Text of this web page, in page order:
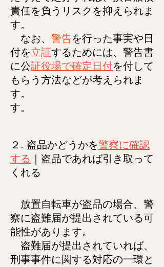
責任を負うリスクを抑えられま
す。
なお、 警告を行った事実や日
付を立証するためには、警告書
に公証役場で確定日付を付して
もらう方法などが考えられま
す。
す。
２. 盗品かどうかを警察に確認
する
盗品であれば引き取って
くれる
放置自転車が盗品の場合、警
察に盗難届が提出されている可
能性があります。
盗難届が提出されていれば、
刑事事件に関する対応の一環と